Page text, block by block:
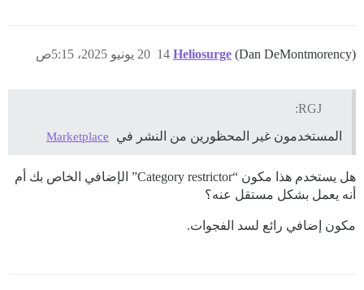
Heliosurge (Dan DeMontmorency) 20 يونيو 2025، 5:15ص 14
RGJ:
المستخدمون غير المحظورين من النشر في
Marketplace
هل يستخدم هذا مكون “Category restrictor” الإضافي الخاص بك أم
أنه يعمل بشكل مستقل عنه؟
مكون إضافي رائع لسد الفجوات.